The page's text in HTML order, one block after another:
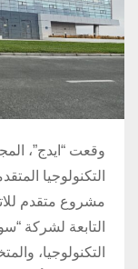
وقعت “ايدج”،
التكنولوجيا
مشروع متقدم
التابعة لشركة
التكنولوجيا،